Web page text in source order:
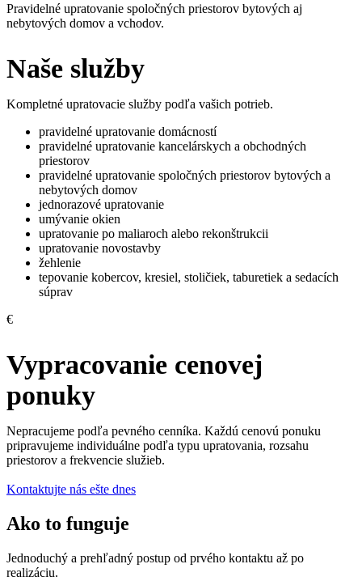
Pravidelné upratovanie spoločných priestorov bytových aj
nebytových domov a vchodov.
Naše služby
Kompletné upratovacie služby podľa vašich potrieb.
pravidelné upratovanie domácností
pravidelné upratovanie kancelárskych a obchodných
priestorov
pravidelné upratovanie spoločných priestorov bytových a
nebytových domov
jednorazové upratovanie
umývanie okien
upratovanie po maliaroch alebo rekonštrukcii
upratovanie novostavby
žehlenie
tepovanie kobercov, kresiel, stoličiek, taburetiek a sedacích
súprav
€
Vypracovanie cenovej
ponuky
Nepracujeme podľa pevného cenníka. Každú cenovú ponuku
pripravujeme individuálne podľa typu upratovania, rozsahu
priestorov a frekvencie služieb.
Kontaktujte nás ešte dnes
Ako to funguje
Jednoduchý a prehľadný postup od prvého kontaktu až po
realizáciu.